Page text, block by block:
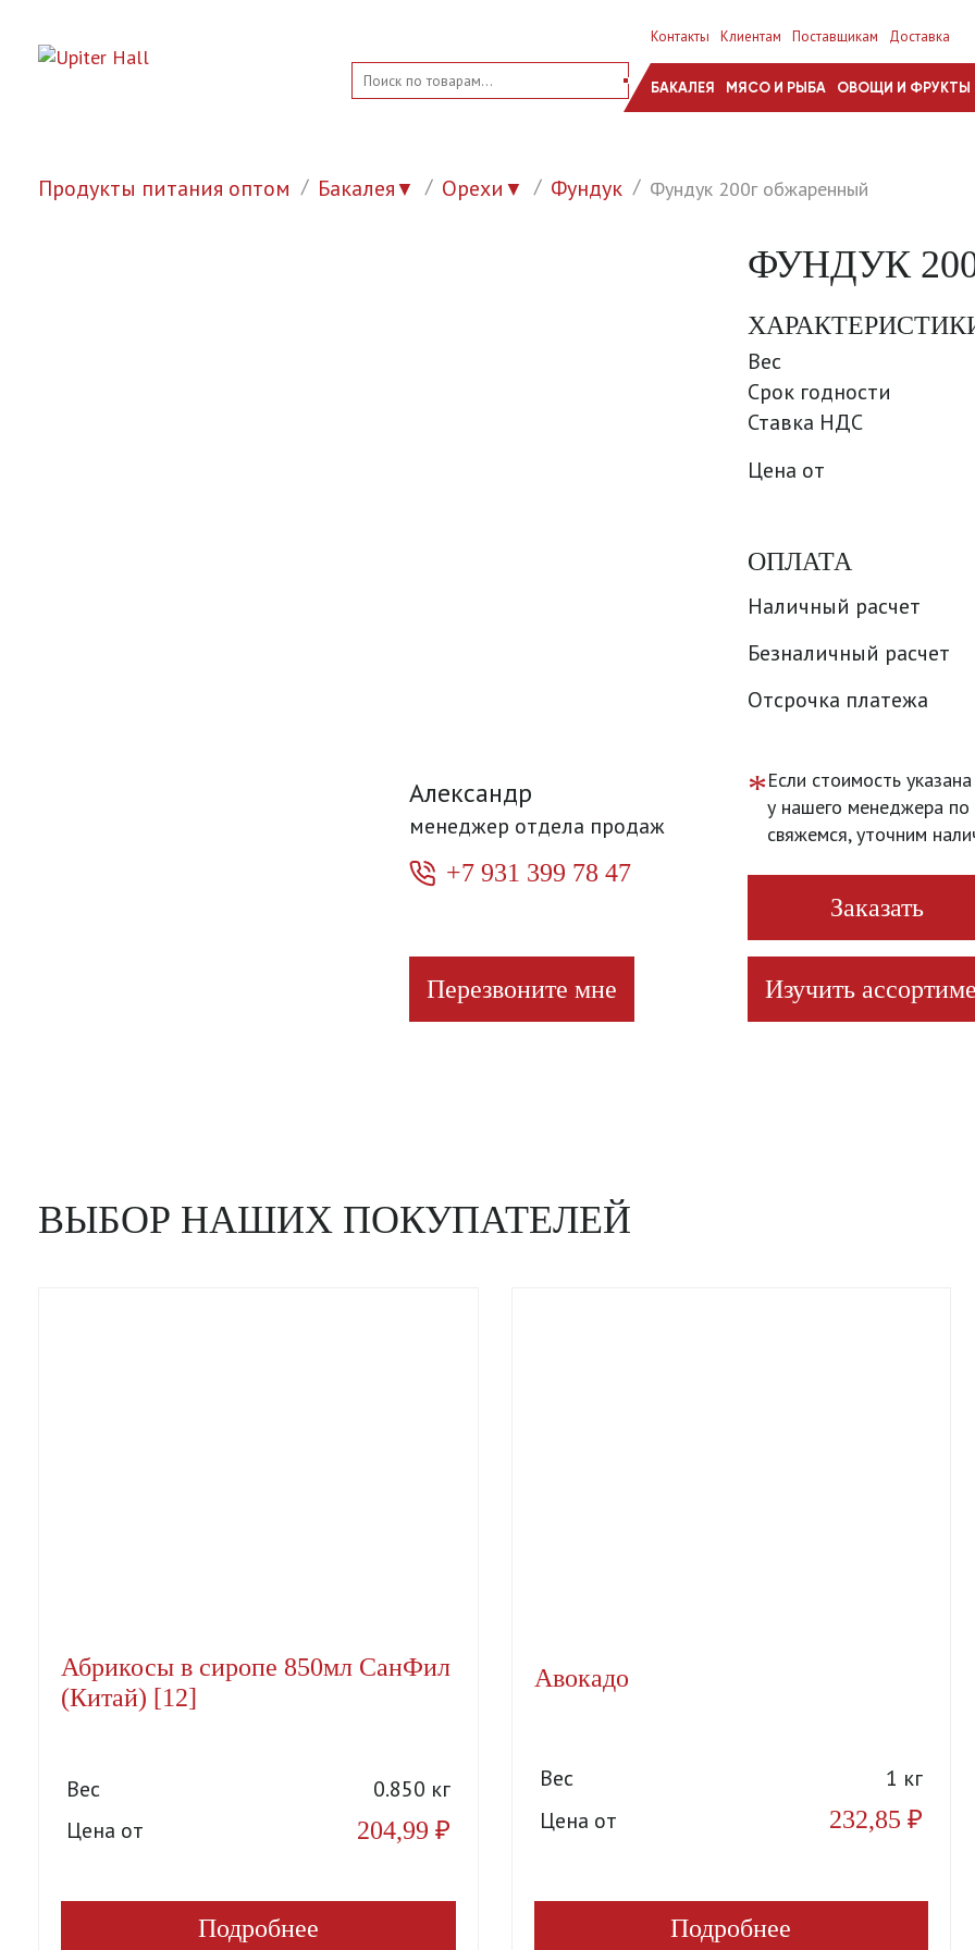
Контакты Клиентам Поставщикам Доставка
БАКАЛЕЯ МЯСО И РЫБА ОВОЩИ И ФРУКТЫ
Продукты питания оптом Бакалея▼ Орехи ▼ Фундук Фундук 200г обжаренный
Александр
менеджер отдела продаж
+7 931 399 78 47
Перезвоните мне
ФУНДУК
Вес
Срок годности
Ставка НДС
Цена от
ОПЛАТА
Наличный расчет
Безналичный расчет
Отсрочка платежа
*Если стоимость
у нашего менеджера по
свяжемся, уточним
Заказать
Изучить
ВЫБОР НАШИХ ПОКУПАТЕЛЕЙ
Абрикосы в сиропе 850мл СанФил
(Китай) [12]
Вес
0.850 кг
Цена от
204,99 ₽
Подробнее
Авокадо
Вес
1 кг
Цена от
232,85₽
Подробнее